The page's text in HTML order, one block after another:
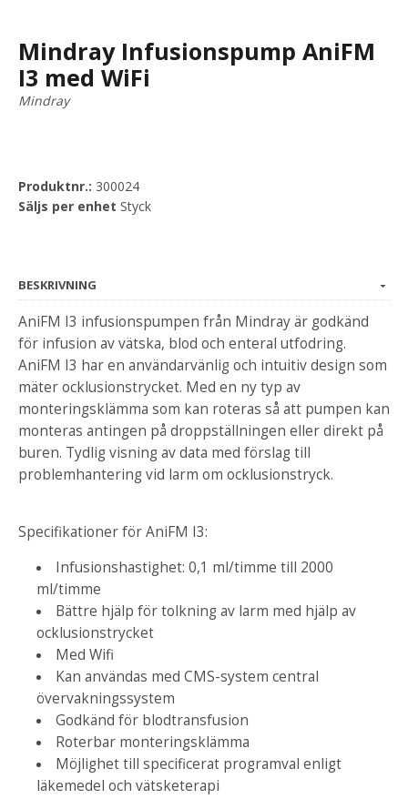
Mindray Infusionspump AniFM
I3 med WiFi
Mindray
Produktnr.: 300024
Säljs per enhet Styck
BESKRIVNING
AniFM I3 infusionspumpen från Mindray är godkänd
för infusion av vätska, blod och enteral utfodring.
AniFM I3 har en användarvänlig och intuitiv design som
mäter ocklusionstrycket. Med en ny typ av
monteringsklämma som kan roteras så att pumpen kan
monteras antingen på droppställningen eller direkt på
buren. Tydlig visning av data med förslag till
problemhantering vid larm om ocklusionstryck.
Specifikationer för AniFM I3:
Infusionshastighet: 0,1 ml/timme till 2000
ml/timme
Bättre hjälp för tolkning av larm med hjälp av
ocklusionstrycket
Med Wifi
Kan användas med CMS-system central
övervakningssystem
Godkänd för blodtransfusion
Roterbar monteringsklämma
Möjlighet till specificerat programval enligt
läkemedel och vätsketerapi